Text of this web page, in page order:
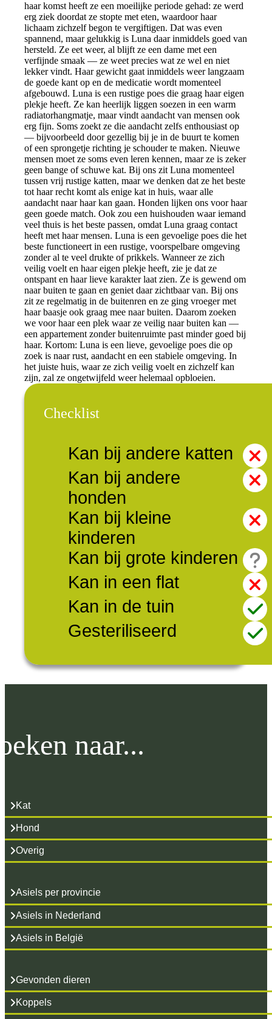
haar komst heeft ze een moeilijke periode gehad: ze werd
erg ziek doordat ze stopte met eten, waardoor haar
lichaam zichzelf begon te vergiftigen. Dat was even
spannend, maar gelukkig is Luna daar inmiddels goed van
hersteld. Ze eet weer, al blijft ze een dame met een
verfijnde smaak — ze weet precies wat ze wel en niet
lekker vindt. Haar gewicht gaat inmiddels weer langzaam
de goede kant op en de medicatie wordt momenteel
afgebouwd. Luna is een rustige poes die graag haar eigen
plekje heeft. Ze kan heerlijk liggen soezen in een warm
radiatorhangmatje, maar vindt aandacht van mensen ook
erg fijn. Soms zoekt ze die aandacht zelfs enthousiast op
— bijvoorbeeld door gezellig bij je in de buurt te komen
of een sprongetje richting je schouder te maken. Nieuwe
mensen moet ze soms even leren kennen, maar ze is zeker
geen bange of schuwe kat. Bij ons zit Luna momenteel
tussen vrij rustige katten, maar we denken dat ze het beste
tot haar recht komt als enige kat in huis, waar alle
aandacht naar haar kan gaan. Honden lijken ons voor haar
geen goede match. Ook zou een huishouden waar iemand
veel thuis is het beste passen, omdat Luna graag contact
heeft met haar mensen. Luna is een gevoelige poes die het
beste functioneert in een rustige, voorspelbare omgeving
zonder al te veel drukte of prikkels. Wanneer ze zich
veilig voelt en haar eigen plekje heeft, zie je dat ze
ontspant en haar lieve karakter laat zien. Ze is gewend om
naar buiten te gaan en geniet daar zichtbaar van. Bij ons
zit ze regelmatig in de buitenren en ze ging vroeger met
haar baasje ook graag mee naar buiten. Daarom zoeken
we voor haar een plek waar ze veilig naar buiten kan —
een appartement zonder buitenruimte past minder goed bij
haar. Kortom: Luna is een lieve, gevoelige poes die op
zoek is naar rust, aandacht en een stabiele omgeving. In
het juiste huis, waar ze zich veilig voelt en zichzelf kan
zijn, zal ze ongetwijfeld weer helemaal opbloeien.
Checklist
Kan bij andere katten
Kan bij andere
honden
Kan bij kleine
kinderen
Kan bij grote kinderen
Kan in een flat
Kan in de tuin
Gesteriliseerd
naar...
Kat
Hond
Overig
Asiels per provincie
Asiels in Nederland
Asiels in België
Gevonden dieren
Koppels